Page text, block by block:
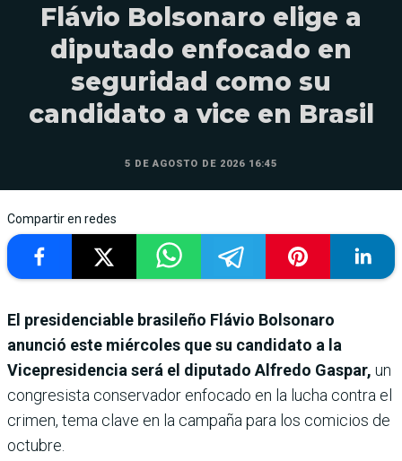
Flávio Bolsonaro elige a
diputado enfocado en
seguridad como su
candidato a vice en Brasil
5 DE AGOSTO DE 2026 16:45
Compartir en redes
El presidenciable brasileño Flávio Bolsonaro
anunció este miércoles que su candidato a la
Vicepresidencia será el diputado Alfredo Gaspar, un
congresista conservador enfocado en la lucha contra el
crimen, tema clave en la campaña para los comicios de
octubre.